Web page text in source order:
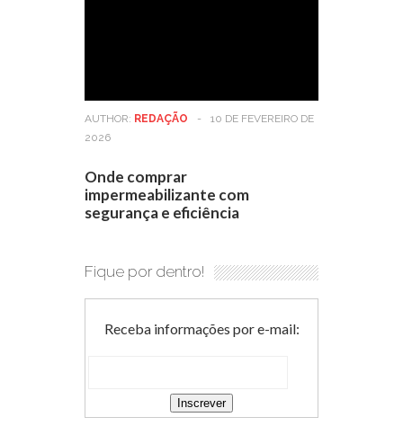
AUTHOR: REDAÇÃO -
10 DE FEVEREIRO DE
2026
Onde comprar
impermeabilizante com
segurança e eficiência
Fique por dentro!
Receba informações por e-mail: